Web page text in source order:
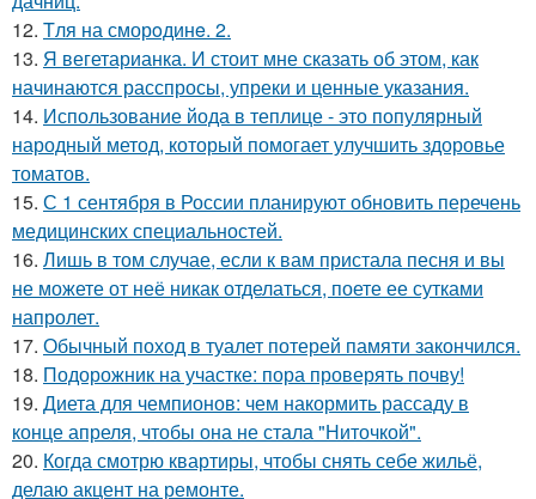
12. Tля на сморoдинe. 2.
13. Я вегетарианка. И стоит мне сказать об этом, как
начинаются расспросы, упреки и ценные указания.
14. Использование йода в теплице - это популярный
народный метод, который помогает улучшить здоровье
томатов.
15. С 1 сентября в России планируют обновить перечень
медицинских специальностей.
16. Лишь в том случае, если к вам пристала песня и вы
не можете от неё никак отделаться, поете ее сутками
напролет.
17. Обычный поход в туалет потерей памяти закончился.
18. Подорожник на участке: пора проверять почву!
19. Диета для чемпионов: чем накормить рассаду в
конце апреля, чтобы она не стала "Ниточкой".
20. Когда смотрю квартиры, чтобы снять себе жильё,
делаю акцент на ремонте.